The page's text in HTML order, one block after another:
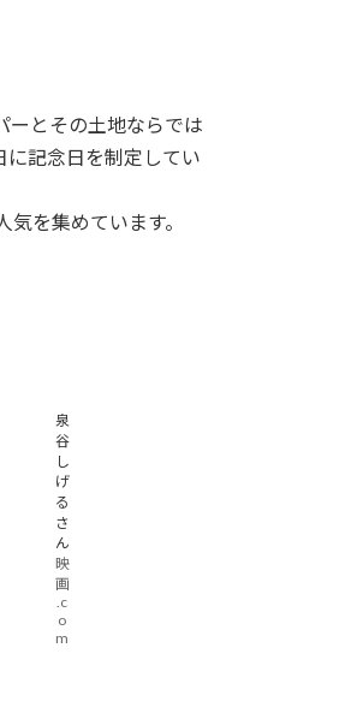
ーとその土地ならでは
記念日を制定してい
を集めています。
泉
谷
し
げ
る
さ
ん
映
画
.c
o
m